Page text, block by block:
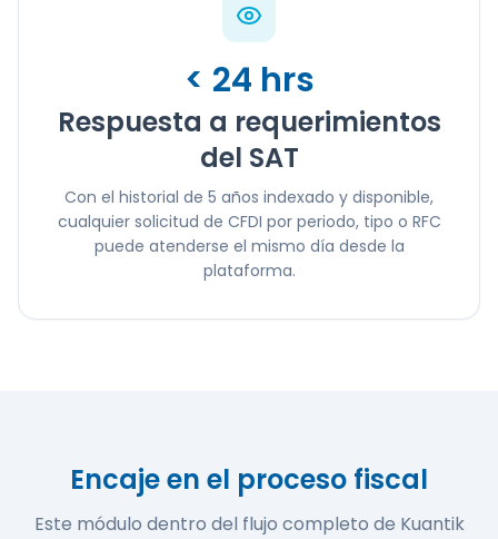
< 24 hrs
Respuesta a requerimientos
del SAT
Con el historial de 5 años indexado y disponible,
cualquier solicitud de CFDI por periodo, tipo o RFC
puede atenderse el mismo día desde la
plataforma.
Encaje en el proceso fiscal
Este módulo dentro del flujo completo de Kuantik